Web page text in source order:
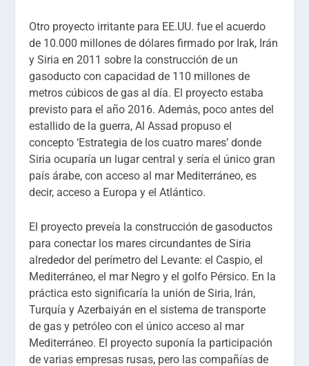
Otro proyecto irritante para EE.UU. fue el acuerdo
de 10.000 millones de dólares firmado por Irak, Irán
y Siria en 2011 sobre la construcción de un
gasoducto con capacidad de 110 millones de
metros cúbicos de gas al día. El proyecto estaba
previsto para el año 2016. Además, poco antes del
estallido de la guerra, Al Assad propuso el
concepto ‘Estrategia de los cuatro mares’ donde
Siria ocuparía un lugar central y sería el único gran
país árabe, con acceso al mar Mediterráneo, es
decir, acceso a Europa y el Atlántico.
El proyecto preveía la construcción de gasoductos
para conectar los mares circundantes de Siria
alrededor del perímetro del Levante: el Caspio, el
Mediterráneo, el mar Negro y el golfo Pérsico. En la
práctica esto significaría la unión de Siria, Irán,
Turquía y Azerbaiyán en el sistema de transporte
de gas y petróleo con el único acceso al mar
Mediterráneo. El proyecto suponía la participación
de varias empresas rusas, pero las compañías de